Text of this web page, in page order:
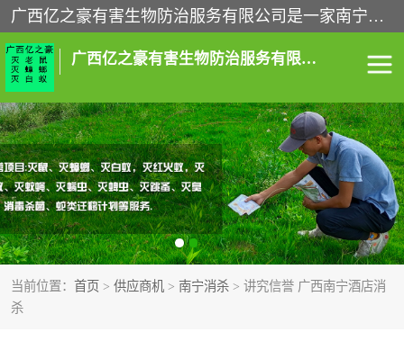
广西亿之豪有害生物防治服务有限公司是一家南宁灭鼠公司、灭蟑螂公司，南宁杀虫公司，南宁除虫公司，南宁灭跳蚤公司，南宁灭白蚁公司，南宁除四害公司,广西亿之豪有害生物防治服务有限公司专业灭蟑螂,除臭虫,其他害虫,服务上门,安全环保,售后保障,一次消杀，竭诚为您服务.
广西亿之豪有害生物防治服务有限公司
当前位置： 首页 > 供应商机 > 南宁消杀 > 讲究信誉 广西南宁酒店消
杀
南宁灭白蚁 南宁灭老鼠
南宁灭蟑螂 南宁杀虫
南宁除四害 南宁消杀
南宁除虫公司